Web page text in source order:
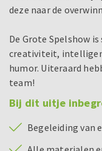
deze naar de
De Grote Spelshow
creativiteit,
humor. Uiteraard
team!
Bij dit uitje
Begeleiding van